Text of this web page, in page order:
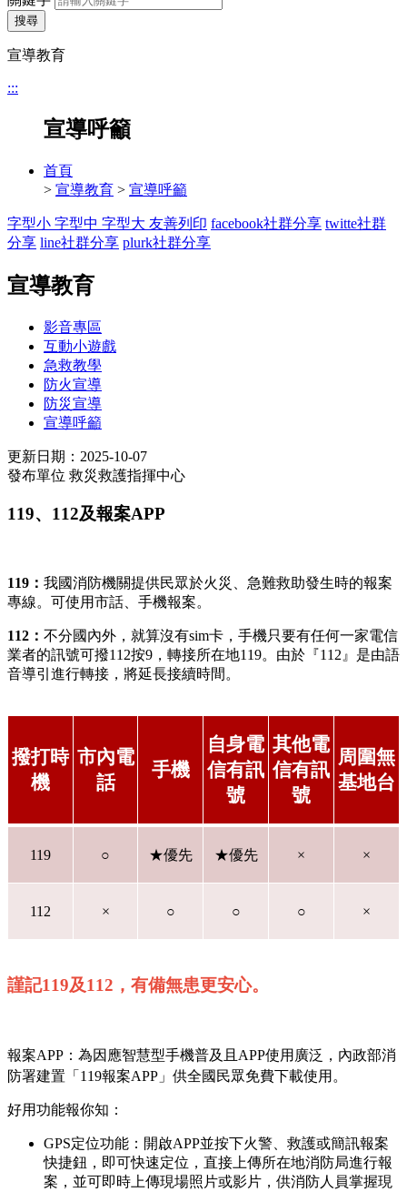
搜尋
宣導教育
:::
宣導呼籲
首頁
> 宣導教育 > 宣導呼籲
字型小 字型中 字型大 友善列印 facebook社群分享 twitte社群
分享 line社群分享 plurk社群分享
宣導教育
影音專區
互動小遊戲
急救教學
防火宣導
防災宣導
宣導呼籲
更新日期：2025-10-07
發布單位 救災救護指揮中心
119、112及報案APP
119： 我國消防機關提供民眾於火災、急難救助發生時的報案
專線。可使用市話、手機報案。
112： 不分國內外，就算沒有sim卡，手機只要有任何一家電信
業者的訊號可撥112按9，轉接所在地119。由於『112』是由語
音導引進行轉接，將延長接續時間。
撥打時
機
市內電
話
手機
自身電
信有訊
號
其他電
信有訊
號
周圍無
基地台
119 ○ ★優先 ★優先 × ×
112 × ○ ○ ○ ×
謹記119及112，有備無患更安心。
報案APP：為因應智慧型手機普及且APP使用廣泛，內政部消
防署建置「119報案APP」供全國民眾免費下載使用。
好用功能報你知：
GPS定位功能：開啟APP並按下火警、救護或簡訊報案
快捷鈕，即可快速定位，直接上傳所在地消防局進行報
案，並可即時上傳現場照片或影片，供消防人員掌握現